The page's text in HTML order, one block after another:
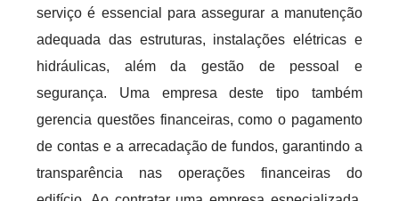
serviço é essencial para assegurar a manutenção
adequada das estruturas, instalações elétricas e
hidráulicas, além da gestão de pessoal e
segurança. Uma empresa deste tipo também
gerencia questões financeiras, como o pagamento
de contas e a arrecadação de fundos, garantindo a
transparência nas operações financeiras do